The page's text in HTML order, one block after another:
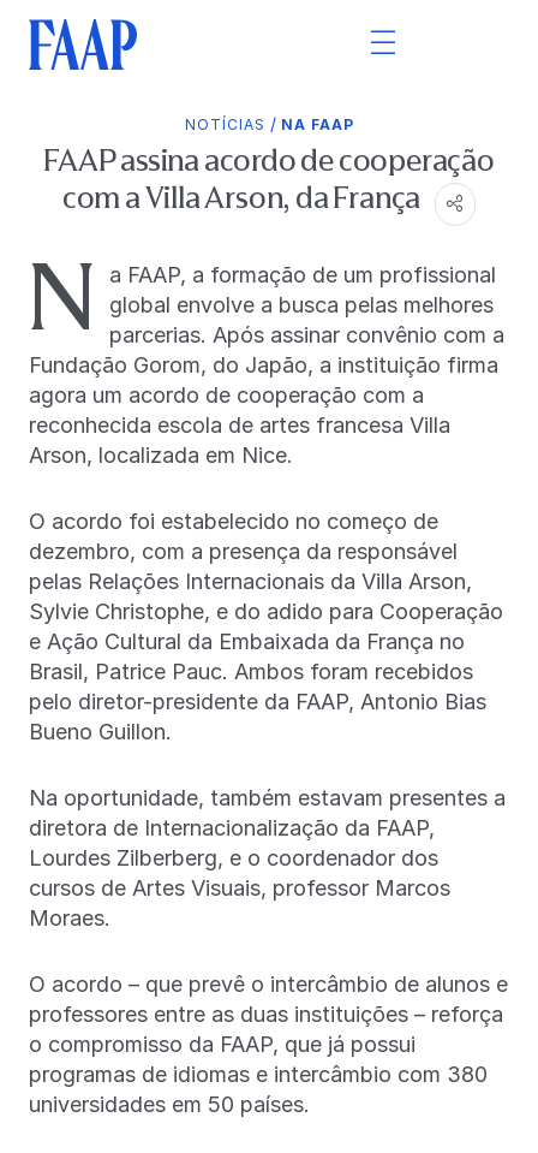
NOTÍCIAS / NA FAAP
FAAP assina acordo de cooperação
com a Villa Arson, da França
N
a FAAP, a formação de um profissional
global envolve a busca pelas melhores
parcerias. Após assinar convênio com a
Fundação Gorom, do Japão, a instituição firma
agora um acordo de cooperação com a
reconhecida escola de artes francesa Villa
Arson, localizada em Nice.
O acordo foi estabelecido no começo de
dezembro, com a presença da responsável
pelas Relações Internacionais da Villa Arson,
Sylvie Christophe, e do adido para Cooperação
e Ação Cultural da Embaixada da França no
Brasil, Patrice Pauc. Ambos foram recebidos
pelo diretor-presidente da FAAP, Antonio Bias
Bueno Guillon.
Na oportunidade, também estavam presentes a
diretora de Internacionalização da FAAP,
Lourdes Zilberberg, e o coordenador dos
cursos de Artes Visuais, professor Marcos
Moraes.
O acordo – que prevê o intercâmbio de alunos e
professores entre as duas instituições – reforça
o compromisso da FAAP, que já possui
programas de idiomas e intercâmbio com 380
universidades em 50 países.